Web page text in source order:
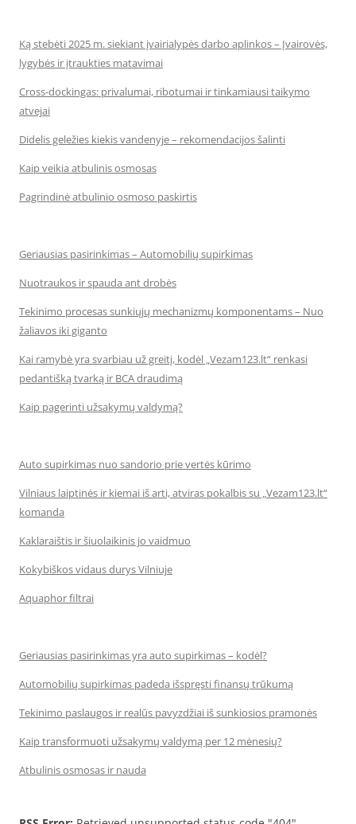
Ką stebėti 2025 m. siekiant įvairialypės darbo aplinkos – Įvairovės,
lygybės ir įtraukties matavimai
Cross-dockingas: privalumai, ribotumai ir tinkamiausi taikymo
atvejai
Didelis geležies kiekis vandenyje – rekomendacijos šalinti
Kaip veikia atbulinis osmosas
Pagrindinė atbulinio osmoso paskirtis
Geriausias pasirinkimas – Automobilių supirkimas
Nuotraukos ir spauda ant drobės
Tekinimo procesas sunkiųjų mechanizmų komponentams – Nuo
žaliavos iki giganto
Kai ramybė yra svarbiau už greitį, kodėl „Vezam123.lt“ renkasi
pedantišką tvarką ir BCA draudimą
Kaip pagerinti užsakymų valdymą?
Auto supirkimas nuo sandorio prie vertės kūrimo
Vilniaus laiptinės ir kiemai iš arti, atviras pokalbis su „Vezam123.lt“
komanda
Kaklaraištis ir šiuolaikinis jo vaidmuo
Kokybiškos vidaus durys Vilniuje
Aquaphor filtrai
Geriausias pasirinkimas yra auto supirkimas – kodėl?
Automobilių supirkimas padeda išspręsti finansų trūkumą
Tekinimo paslaugos ir realūs pavyzdžiai iš sunkiosios pramonės
Kaip transformuoti užsakymų valdymą per 12 mėnesių?
Atbulinis osmosas ir nauda